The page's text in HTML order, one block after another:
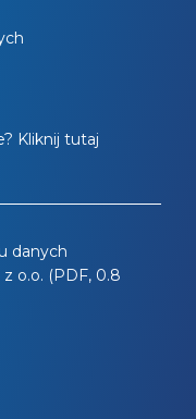
Kliknij tutaj
danych
o.o. (PDF, 0.8